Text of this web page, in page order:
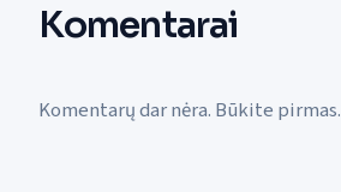
Komentarai
Komentarų dar nėra. Būkite pirmas.